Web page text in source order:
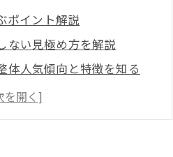
ポイント解説
ない見極め方を解説
体人気傾向と特徴を知る
する際の重要な視点
体院の探し方ポイント